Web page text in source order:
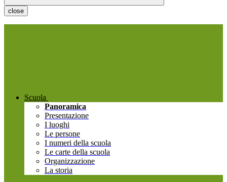
close
Scuola
Panoramica
Presentazione
I luoghi
Le persone
I numeri della scuola
Le carte della scuola
Organizzazione
La storia